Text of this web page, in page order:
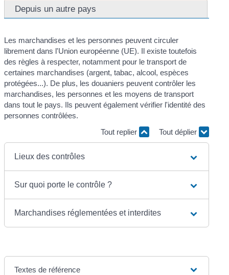
Depuis un autre pays
Les marchandises et les personnes peuvent circuler
librement dans l'Union européenne (UE). Il existe toutefois
des règles à respecter, notamment pour le transport de
certaines marchandises (argent, tabac, alcool, espèces
protégées...). De plus, les douaniers peuvent contrôler les
marchandises, les personnes et les moyens de transport
dans tout le pays. Ils peuvent également vérifier l'identité des
personnes contrôlées.
Tout replier
Tout déplier
Lieux des contrôles
Sur quoi porte le contrôle ?
Marchandises réglementées et interdites
Textes de référence